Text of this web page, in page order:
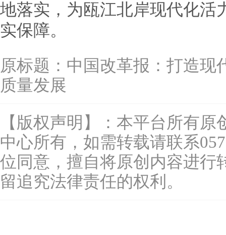
地落实，为瓯江北岸现代化活
实保障。
原标题： 中国改革报：打造现
质量发展
【版权声明】：本平台所有
中心所有，如需转载请联系
位同意，擅自将原创内容进行
留追究法律责任的权利。